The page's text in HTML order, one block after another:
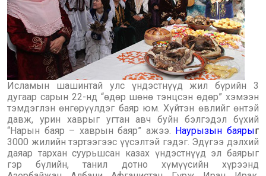
Исламын шашинтай улс үндэстнүүд жил бүрийн 3
дугаар сарын 22-нд “өдөр шөнө тэнцсэн өдөр” хэмээн
тэмдэглэн өнгөрүүлдэг баяр юм. Хүйтэн өвлийг өнтэй
давж, урин хаврыг угтан авч буйн бэлгэдэл бүхий
“Нарын баяр – хаврын баяр” ажээ. Наурызын баярыг
3000 жилийн тэртээгээс үүсэлтэй гэдэг. Эдүгээ дэлхий
даяар тархан суурьшсан казах үндэстнүүд эл баярыг
гэр бүлийн, танил дотно хүмүүсийн хүрээнд